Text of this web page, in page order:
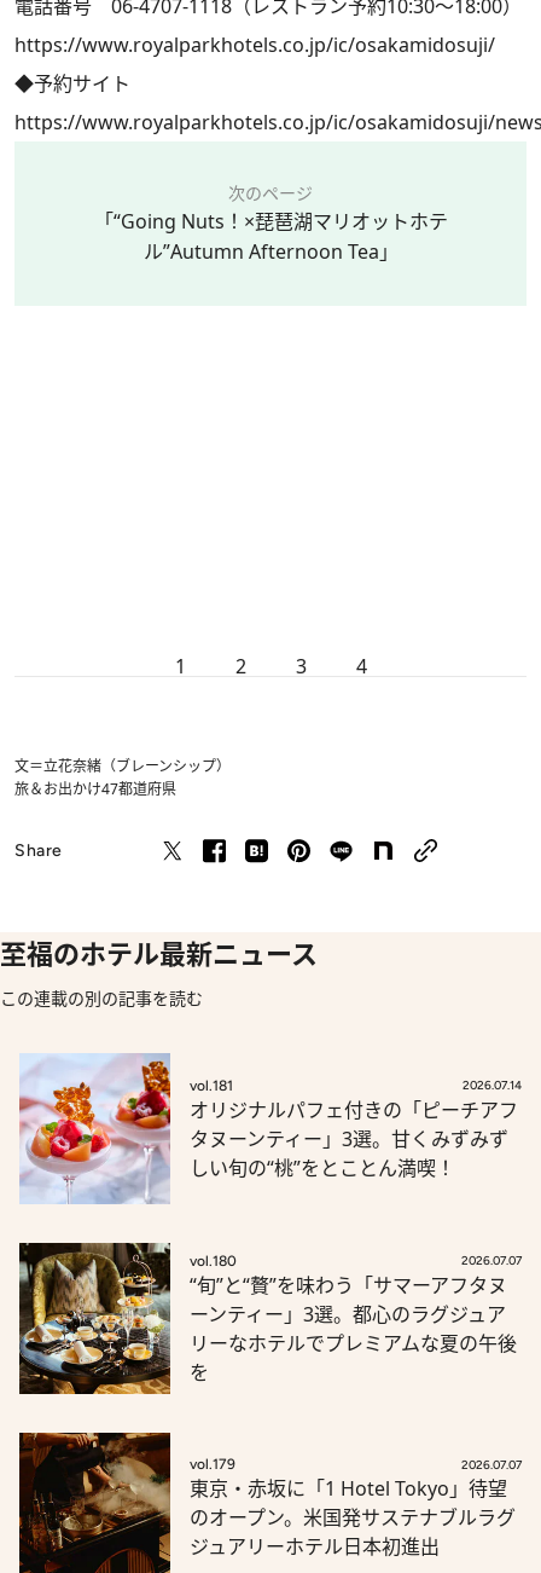
電話番号 06-4707-1118（レストラン予約10:30～18:00）
https://www.royalparkhotels.co.jp/ic/osakamidosuji/
◆予約サイト
https://www.royalparkhotels.co.jp/ic/osakamidosuji/
次のページ
「“Going Nuts！×琵琶湖マリオットホテ
ル”Autumn Afternoon Tea」
1 2 3 4
文＝立花奈緒（ブレーンシップ）
旅＆お出かけ47都道府県
Share
至福のホテル最新ニュース
この連載の別の記事を読む
vol.181 2026.07.14
オリジナルパフェ付きの「ピーチアフ
タヌーンティー」3選。甘くみずみず
しい旬の“桃”をとことん満喫！
vol.180 2026.07.07
“旬”と“贅”を味わう「サマーアフタヌ
ーンティー」3選。都心のラグジュア
リーなホテルでプレミアムな夏の午後
を
vol.179 2026.07.07
東京・赤坂に「1 Hotel Tokyo」待望
のオープン。米国発サステナブルラグ
ジュアリーホテル日本初進出